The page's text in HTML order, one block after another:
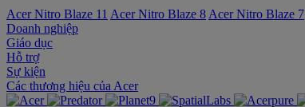
Acer Nitro Blaze 11 Acer Nitro Blaze 8 Acer Nitro Blaze 7
Doanh nghiệp
Giáo dục
Hỗ trợ
Sự kiện
‌Các thương hiệu của Acer